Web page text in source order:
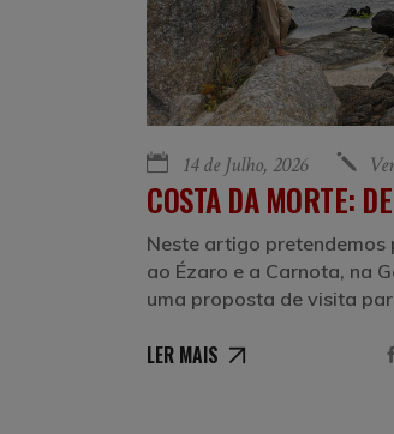
14 de Julho, 2026
COSTA DA MORTE:
Neste artigo
ao Ézaro e a Carnota, na
uma proposta de visita
LER MAIS